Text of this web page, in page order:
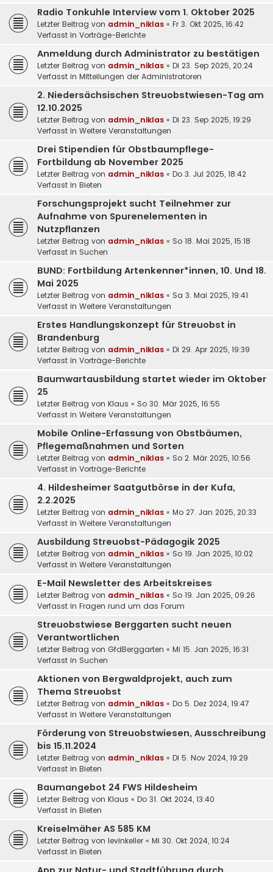
Radio Tonkuhle Interview vom 1. Oktober 2025
Letzter Beitrag von admin_niklas « Fr 3. Okt 2025, 16:42
Verfasst in Vorträge-Berichte
Anmeldung durch Administrator zu bestätigen
Letzter Beitrag von admin_niklas « Di 23. Sep 2025, 20:24
Verfasst in Mitteilungen der Administratoren
2. Niedersächsischen Streuobstwiesen-Tag am
12.10.2025
Letzter Beitrag von admin_niklas « Di 23. Sep 2025, 19:29
Verfasst in Weitere Veranstaltungen
Drei Stipendien für Obstbaumpflege-
Fortbildung ab November 2025
Letzter Beitrag von admin_niklas « Do 3. Jul 2025, 18:42
Verfasst in Bieten
Forschungsprojekt sucht Teilnehmer zur
Aufnahme von Spurenelementen in
Nutzpflanzen
Letzter Beitrag von admin_niklas « So 18. Mai 2025, 15:18
Verfasst in Suchen
BUND: Fortbildung Artenkenner*innen, 10. Und 18.
Mai 2025
Letzter Beitrag von admin_niklas « Sa 3. Mai 2025, 19:41
Verfasst in Weitere Veranstaltungen
Erstes Handlungskonzept für Streuobst in
Brandenburg
Letzter Beitrag von admin_niklas « Di 29. Apr 2025, 19:39
Verfasst in Vorträge-Berichte
Baumwartausbildung startet wieder im Oktober
25
Letzter Beitrag von Klaus « So 30. Mär 2025, 16:55
Verfasst in Weitere Veranstaltungen
Mobile Online-Erfassung von Obstbäumen,
Pflegemaßnahmen und Sorten
Letzter Beitrag von admin_niklas « So 2. Mär 2025, 10:56
Verfasst in Vorträge-Berichte
4. Hildesheimer Saatgutbörse in der Kufa,
2.2.2025
Letzter Beitrag von admin_niklas « Mo 27. Jan 2025, 20:33
Verfasst in Weitere Veranstaltungen
Ausbildung Streuobst-Pädagogik 2025
Letzter Beitrag von admin_niklas « So 19. Jan 2025, 10:02
Verfasst in Weitere Veranstaltungen
E-Mail Newsletter des Arbeitskreises
Letzter Beitrag von admin_niklas « So 19. Jan 2025, 09:26
Verfasst in Fragen rund um das Forum
Streuobstwiese Berggarten sucht neuen
Verantwortlichen
Letzter Beitrag von GfdBerggarten « Mi 15. Jan 2025, 16:31
Verfasst in Suchen
Aktionen von Bergwaldprojekt, auch zum
Thema Streuobst
Letzter Beitrag von admin_niklas « Do 5. Dez 2024, 19:47
Verfasst in Weitere Veranstaltungen
Förderung von Streuobstwiesen, Ausschreibung
bis 15.11.2024
Letzter Beitrag von admin_niklas « Di 5. Nov 2024, 19:29
Verfasst in Bieten
Baumangebot 24 FWS Hildesheim
Letzter Beitrag von Klaus « Do 31. Okt 2024, 13:40
Verfasst in Bieten
Kreiselmäher AS 585 KM
Letzter Beitrag von levinkeller « Mi 30. Okt 2024, 10:24
Verfasst in Bieten